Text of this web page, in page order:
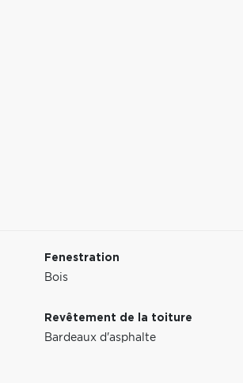
Fenestration
Bois
Revêtement de la toiture
Bardeaux d'asphalte